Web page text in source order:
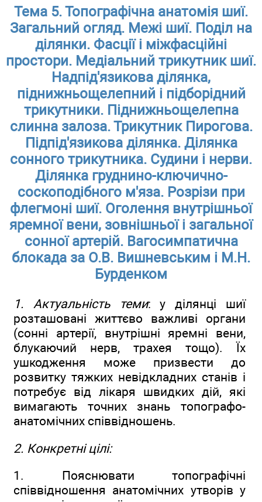
Тема 5. Топографічна анатомія шиї.
Загальний огляд. Межі шиї. Поділ на
ділянки. Фасції і міжфасційні
простори. Медіальний трикутник шиї.
Надпід'язикова ділянка,
піднижньощелепний і підборідний
трикутники. Піднижньощелепна
слинна залоза. Трикутник Пирогова.
Підпід'язикова ділянка. Ділянка
сонного трикутника. Судини і нерви.
Ділянка груднино-ключично-
соскоподібного м'яза. Розрізи при
флегмоні шиї. Оголення внутрішньої
яремної вени, зовнішньої і загальної
сонної артерій. Вагосимпатична
блокада за О.В. Вишневським і М.Н.
Бурденком
1. Актуальність теми: у ділянці шиї
розташовані життєво важливі органи
(сонні артерії, внутрішні яремні вени,
блукаючий нерв, трахея тощо). Їх
ушкодження може призвести до
розвитку тяжких невідкладних станів і
потребує від лікаря швидких дій, які
вимагають точних знань топографо-
анатомічних співвідношень.
2. Конкретні цілі:
1. Пояснювати топографічні
співвідношення анатомічних утворів у